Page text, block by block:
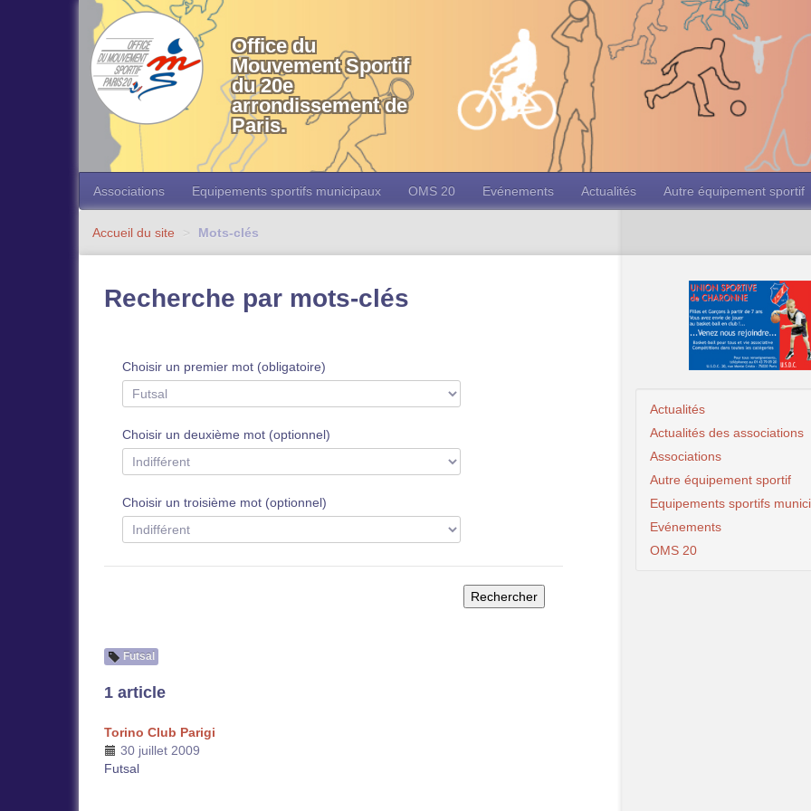
Office du
Mouvement Sportif
du 20e
arrondissement de
Paris.
Associations Equipements sportifs municipaux OMS 20 Evénements Actualités Autre équipement sportif
Accueil du site > Mots-clés
Recherche par mots-clés
Choisir un premier mot (obligatoire)
Choisir un deuxième mot (optionnel)
Choisir un troisième mot (optionnel)
Futsal
1 article
Torino Club Parigi
30 juillet 2009
Futsal
Actualités
Actualités des associations
Associations
Autre équipement sportif
Equipements sportifs
Evénements
OMS 20